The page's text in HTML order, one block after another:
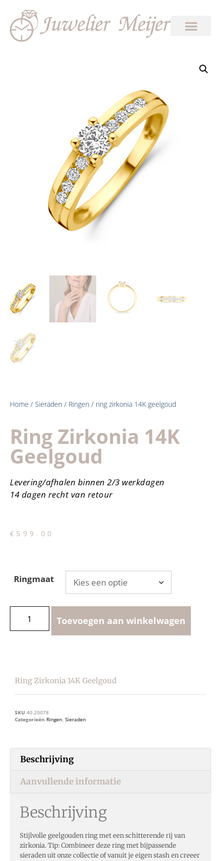
Home / Sieraden / Ringen / ring zirkonia 14K geelgoud
Ring Zirkonia 14K
Geelgoud
Levering/afhalen binnen 2/3 werkdagen
14 dagen recht van retour
€ 599.00
Ringmaat
Toevoegen aan winkelwagen
Ring Zirkonia 14K Geelgoud
SKU 40.20078
Categorieën Ringen, Sieraden
Beschrijving
Aanvullende informatie
Beschrijving
Stijlvolle geelgouden ring met een schitterende rij van
zirkonia. Tip: Combineer deze ring met bijpassende
sieraden uit onze collectie of vanuit je eigen stash en creeer